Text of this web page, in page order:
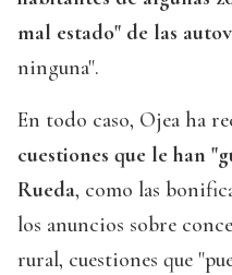
mal estado" de las
ninguna".
En todo caso, Ojea ha
cuestiones que le han
Rueda, como las
los anuncios sobre
rural, cuestiones que